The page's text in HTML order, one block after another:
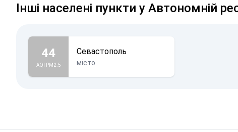
Інші населені пункти у Автономній
44
AQI PM2.5
Севастополь
місто